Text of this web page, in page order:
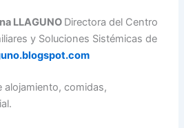
LLAGUNO Directora del Centro
y Soluciones Sistémicas de
alojamiento, comidas,